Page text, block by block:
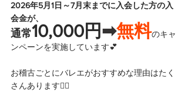
2026年5月1日～7月末までに入会した方の入
会金が、
通常10,000円➡無料のキャ
ンペーンを実施しています💕
お稽古ごとにバレエがおすすめな理由はたく
さんあります👉🏻